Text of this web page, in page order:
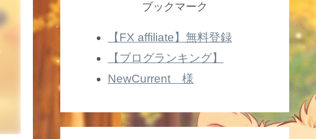
ブックマーク
【FX affiliate】無料登録
【ブログランキング】
NewCurrent 様